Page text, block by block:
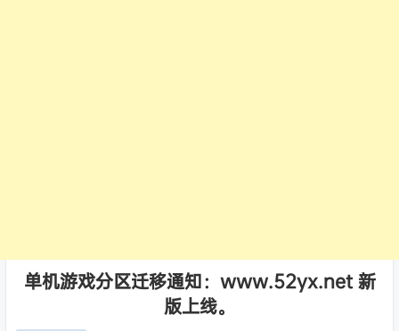
单机游戏分区迁移通知：www.52yx.net 新
版上线。